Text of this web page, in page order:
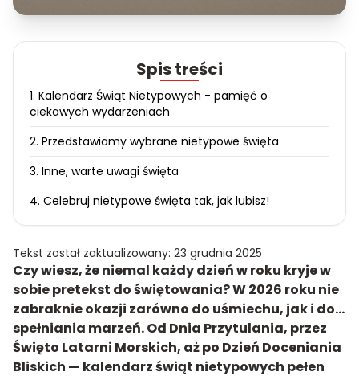
Spis treści
1. Kalendarz Świąt Nietypowych - pamięć o
ciekawych wydarzeniach
2. Przedstawiamy wybrane nietypowe święta
3. Inne, warte uwagi święta
4. Celebruj nietypowe święta tak, jak lubisz!
Tekst został zaktualizowany: 23 grudnia 2025
Czy wiesz, że niemal każdy dzień w roku kryje w
sobie pretekst do świętowania? W 2026 roku nie
zabraknie okazji zarówno do uśmiechu, jak i do…
spełniania marzeń. Od Dnia Przytulania, przez
Święto Latarni Morskich, aż po Dzień Doceniania
Bliskich — kalendarz świąt nietypowych pełen